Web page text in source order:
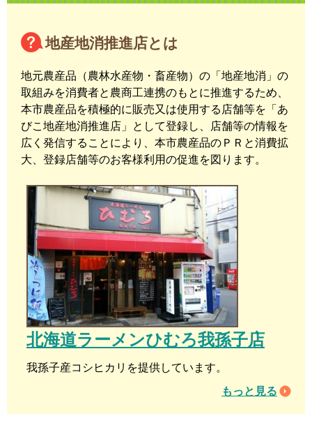
地産地消推進店とは
地元農産品（農林水産物・畜産物）の「地産地消」の
取組みを消費者と農商工連携のもとに推進するため、
本市農産品を積極的に販売又は使用する店舗等を「あ
びこ地産地消推進店」として登録し、店舗等の情報を
広く発信することにより、本市農産品のＰＲと消費拡
大、登録店舗等のお客様利用の促進を図ります。
北海道ラーメンひむろ我孫子店
我孫子産コシヒカリを提供しています。
もっと見る